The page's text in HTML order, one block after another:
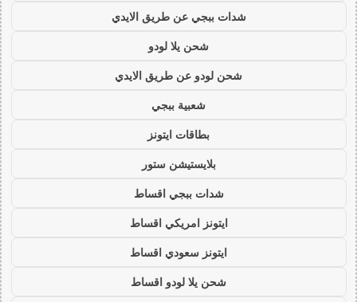
شدات ببجي عن طريق الايدي
شحن يلا لودو
شحن لودو عن طريق الايدي
شعبية ببجي
بطاقات ايتونز
بلايستيشن ستور
شدات ببجي اقساط
ايتونز امريكي اقساط
ايتونز سعودي اقساط
شحن يلا لودو اقساط